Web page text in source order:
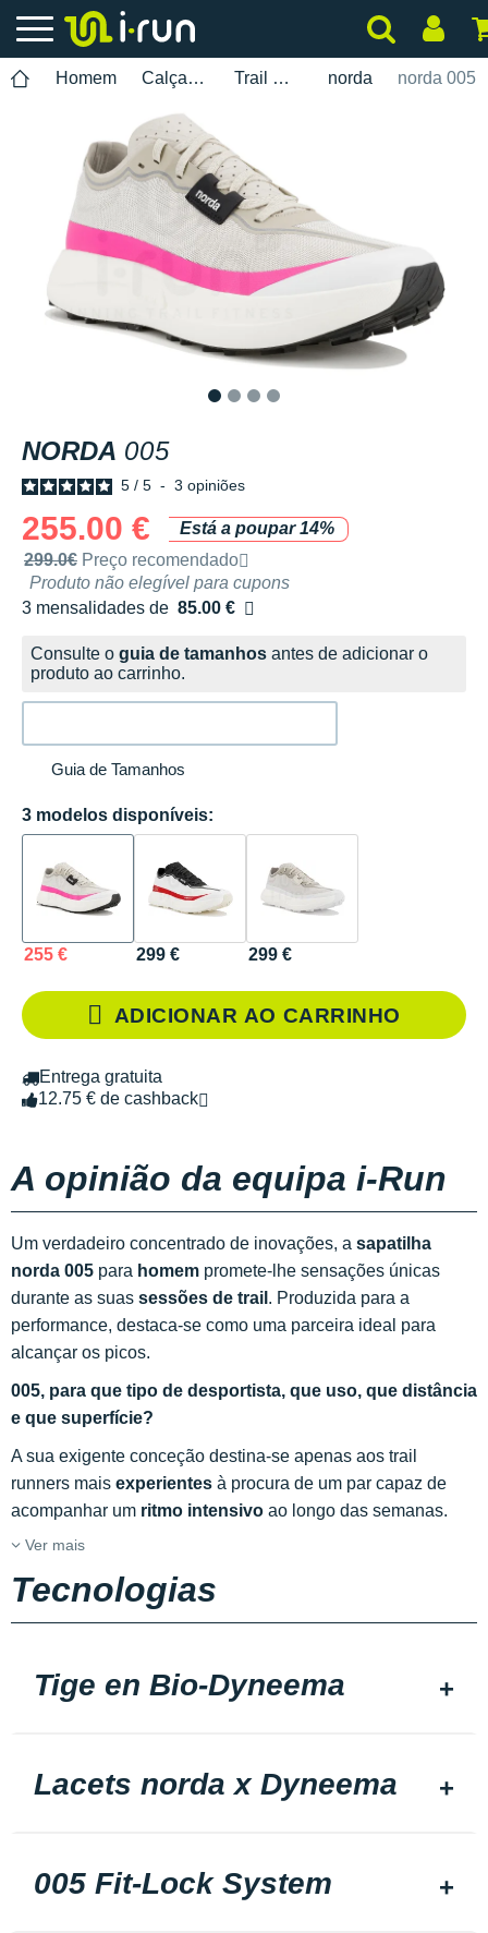
Homem Calçados Trail Running norda norda 005
NORDA 005
5 / 5 - 3 opiniões
255.00 €
Está a poupar 14%
Preço de venda recomendado pela marca
299.0€ Preço recomendado
Produto não elegível para cupons
3 mensalidades de 85.00 €
sem custos
Consulte o guia de tamanhos antes de adicionar o
produto ao carrinho.
Guia de Tamanhos
3 modelos disponíveis:
255 € 299 € 299 €
ADICIONAR AO CARRINHO
Entrega gratuita
12.75 € de cashback
A opinião da equipa i-Run
Um verdadeiro concentrado de inovações, a sapatilha
norda 005 para homem promete-lhe sensações únicas
durante as suas sessões de trail . Produzida para a
performance, destaca-se como uma parceira ideal para
alcançar os picos.
005, para que tipo de desportista, que uso, que distância
e que superfície?
A sua exigente conceção destina-se apenas aos trail
runners mais experientes à procura de um par capaz de
acompanhar um ritmo intensivo ao longo das semanas.
Ver mais
Tecnologias
Tige en Bio-Dyneema
Lacets norda x Dyneema
005 Fit-Lock System